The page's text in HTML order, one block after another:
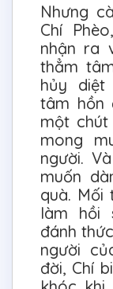
Nhưng
Chí
nhận ra
thẳm
hủy diệt
tâm hồn
một
mong
người.
muốn
quà. Mối
làm hồi
đánh
người
đời, Chí